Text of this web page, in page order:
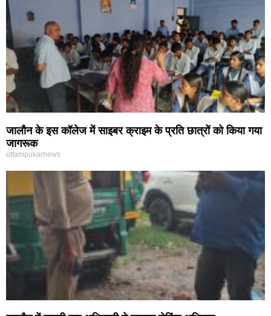
जालौन के इस कॉलेज में साइबर क्राइम के प्रति छात्रों को किया गया
जागरूक
uttampukarnews